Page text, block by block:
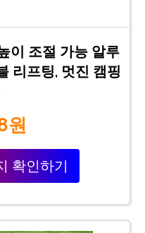
이 조절 가능 알루
리프팅, 멋진 캠핑
원
확인하기